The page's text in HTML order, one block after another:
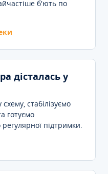
б'ють по
дісталась у
стабілізуємо
готуємо
підтримки.